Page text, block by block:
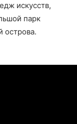
искусств,
парк
острова.